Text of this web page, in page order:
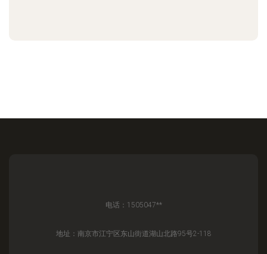
电话：1505047**
地址：南京市江宁区东山街道湖山北路95号2-118